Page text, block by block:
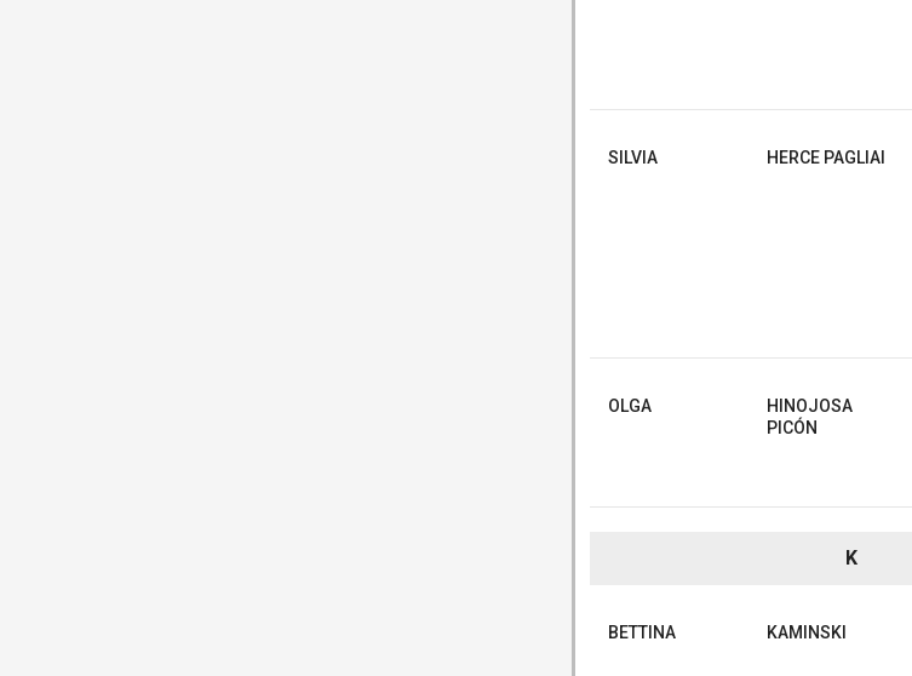
SILVIA HERCE PAGLIAI
OLGA
HINOJOSA
PICÓN
K
BETTINA KAMINSKI